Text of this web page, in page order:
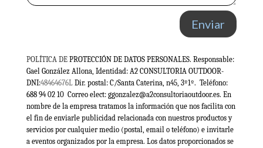
Enviar
POLÍTICA DE PROTECCIÓN DE DATOS PERSONALES. Responsable:
Gael González Allona, Identidad: A2 CONSULTORIA OUTDOOR-
DNI:48464676LDir. postal: C/Santa Caterina, n45, 3º1º. Teléfono:
688 94 02 10 Correo elect: ggonzalez@a2consultoriaoutdoor.es. En
nombre de la empresa tratamos la información que nos facilita con
el fin de enviarle publicidad relacionada con nuestros productos y
servicios por cualquier medio (postal, email o teléfono) e invitarle
a eventos organizados por la empresa. Los datos proporcionados se